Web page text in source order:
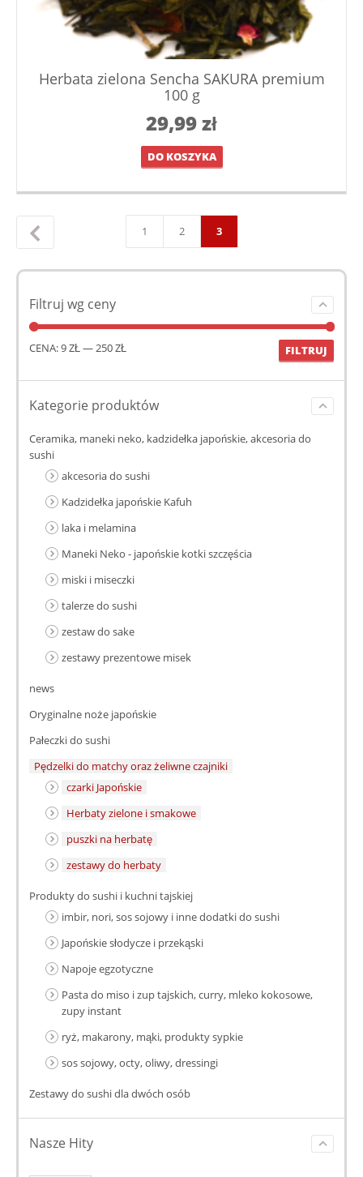
Herbata zielona Sencha SAKURA premium
100 g
29,99zł
DO KOSZYKA
1 2 3
Filtruj wg ceny
FILTRUJ
CENA:9 ZŁ—250 ZŁ
Kategorie produktów
Ceramika, maneki neko, kadzidełka japońskie, akcesoria do
sushi
akcesoria do sushi
Kadzidełka japońskie Kafuh
laka i melamina
Maneki Neko - japońskie kotki szczęścia
miski i miseczki
talerze do sushi
zestaw do sake
zestawy prezentowe misek
news
Oryginalne noże japońskie
Pałeczki do sushi
Pędzelki do matchy oraz żeliwne czajniki
czarki Japońskie
Herbaty zielone i smakowe
puszki na herbatę
zestawy do herbaty
Produkty do sushi i kuchni tajskiej
imbir, nori, sos sojowy i inne dodatki do sushi
Japońskie słodycze i przekąski
Napoje egzotyczne
Pasta do miso i zup tajskich, curry, mleko kokosowe,
zupy instant
ryż, makarony, mąki, produkty sypkie
sos sojowy, octy, oliwy, dressingi
Zestawy do sushi dla dwóch osób
Nasze Hity